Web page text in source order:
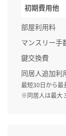
初期費用他
部屋利用料
マンスリー手
鍵交換費
同居人追加利
最短30日から最
※同居人は最大